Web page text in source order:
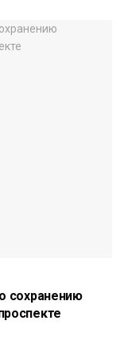
сохранению